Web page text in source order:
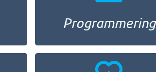
Programmering